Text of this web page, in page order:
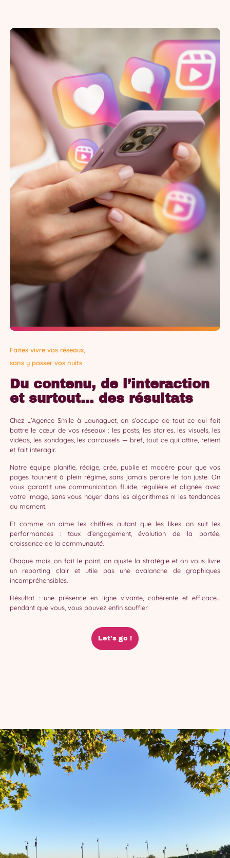
Faites vivre vos réseaux,
sans y passer vos nuits
Du contenu, de l’interaction
et surtout… des résultats
Chez L’Agence Smile à Launaguet, on s’occupe de tout ce qui fait
battre le cœur de vos réseaux : les posts, les stories, les visuels, les
vidéos, les sondages, les carrousels — bref, tout ce qui attire, retient
et fait interagir.
Notre équipe planifie, rédige, crée, publie et modère pour que vos
pages tournent à plein régime, sans jamais perdre le ton juste. On
vous garantit une communication fluide, régulière et alignée avec
votre image, sans vous noyer dans les algorithmes ni les tendances
du moment.
Et comme on aime les chiffres autant que les likes, on suit les
performances : taux d’engagement, évolution de la portée,
croissance de la communauté.
Chaque mois, on fait le point, on ajuste la stratégie et on vous livre
un reporting clair et utile pas une avalanche de graphiques
incompréhensibles.
Résultat : une présence en ligne vivante, cohérente et efficace…
pendant que vous, vous pouvez enfin souffler.
Let’s go !